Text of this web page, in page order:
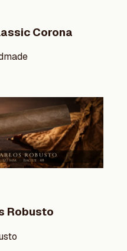
Corona
Robusto